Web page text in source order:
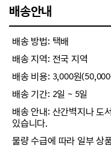
배송안내
배송 방법: 택배
배송 지역: 전국 지역
배송 비용: 3,000원
배송 기간: 2일 ~ 5일
배송 안내: 산간벽지나 도
있습니다.
물량 수급에 따라 일부 상